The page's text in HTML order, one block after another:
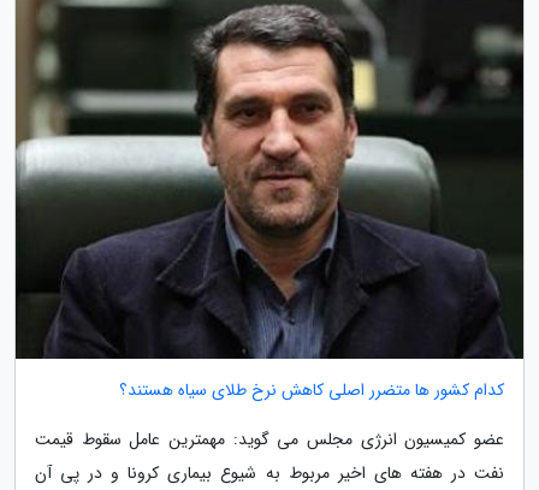
کدام کشور ها متضرر اصلی کاهش نرخ طلای سیاه هستند؟
عضو کمیسیون انرژی مجلس می گوید: مهمترین عامل سقوط قیمت
نفت در هفته های اخیر مربوط به شیوع بیماری کرونا و در پی آن